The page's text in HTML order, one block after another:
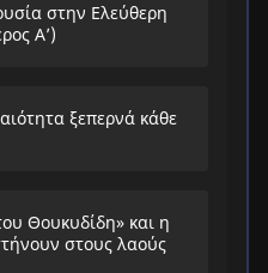
στην Ελεύθερη
Α’)
ξεπερνά κάθε
Θουκυδίδη» και η
στους λαούς